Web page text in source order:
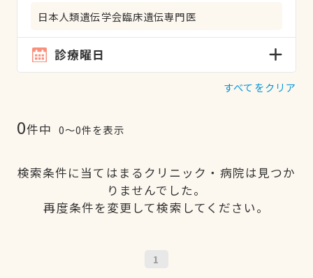
日本人類遺伝学会臨床遺伝専門医
診療曜日
すべてをクリア
0件中 0〜0件を表示
検索条件に当てはまるクリニック・病院は見つか
りませんでした。
再度条件を変更して検索してください。
1